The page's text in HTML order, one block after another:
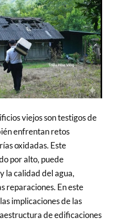
viejos son testigos de
enfrentan retos
oxidadas. Este
por alto, puede
la calidad del agua,
reparaciones. En este
implicaciones de las
de edificaciones